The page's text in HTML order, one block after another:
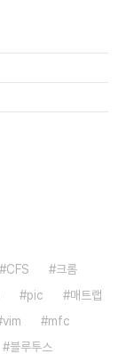
CFS
크롬
pic
매트랩
vim
mfc
블루투스